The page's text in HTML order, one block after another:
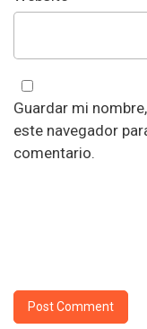
Guardar mi
este navegador
comentario.